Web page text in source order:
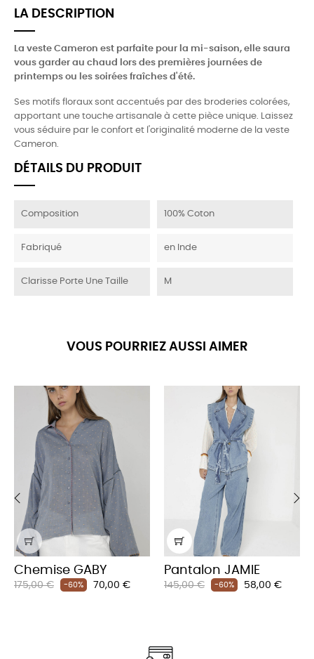
LA DESCRIPTION
La veste Cameron est parfaite pour la mi-saison, elle saura
vous garder au chaud lors des premières journées de
printemps ou les soirées fraîches d'été.
Ses motifs floraux sont accentués par des broderies colorées,
apportant une touche artisanale à cette pièce unique. Laissez
vous séduire par le confort et l'originalité moderne de la veste
Cameron.
DÉTAILS DU PRODUIT
Composition 100% Coton
Fabriqué en Inde
Clarisse Porte Une Taille M
VOUS POURRIEZ AUSSI AIMER
Chemise GABY
Prix
175,00 € -60% Prix
70,00 €
Pantalon JAMIE
Prix
145,00 € -60% Prix
58,00 €